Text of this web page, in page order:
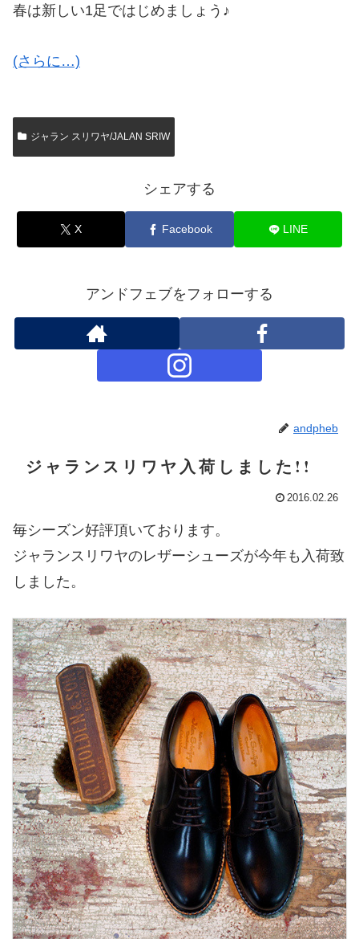
春は新しい1足ではじめましょう♪
(さらに…)
ジャラン スリワヤ/JALAN SRIW
シェアする
X Facebook LINE
アンドフェブをフォローする
andpheb
ジャランスリワヤ入荷しました!!
2016.02.26
毎シーズン好評頂いております。
ジャランスリワヤのレザーシューズが今年も入荷致
しました。